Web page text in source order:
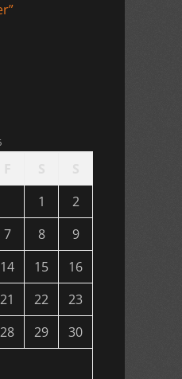
1
2
7 8
9
14 15
16
21 22
23
28 29
30